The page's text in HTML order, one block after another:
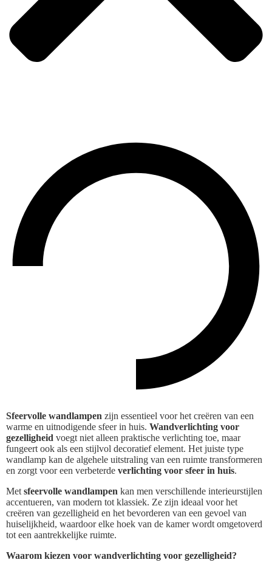
Sfeervolle wandlampen zijn essentieel voor het creëren van een
warme en uitnodigende sfeer in huis. Wandverlichting voor
gezelligheid voegt niet alleen praktische verlichting toe, maar
fungeert ook als een stijlvol decoratief element. Het juiste type
wandlamp kan de algehele uitstraling van een ruimte transformeren
en zorgt voor een verbeterde verlichting voor sfeer in huis.
Met sfeervolle wandlampen kan men verschillende interieurstijlen
accentueren, van modern tot klassiek. Ze zijn ideaal voor het
creëren van gezelligheid en het bevorderen van een gevoel van
huiselijkheid, waardoor elke hoek van de kamer wordt omgetoverd
tot een aantrekkelijke ruimte.
Waarom kiezen voor wandverlichting voor gezelligheid?